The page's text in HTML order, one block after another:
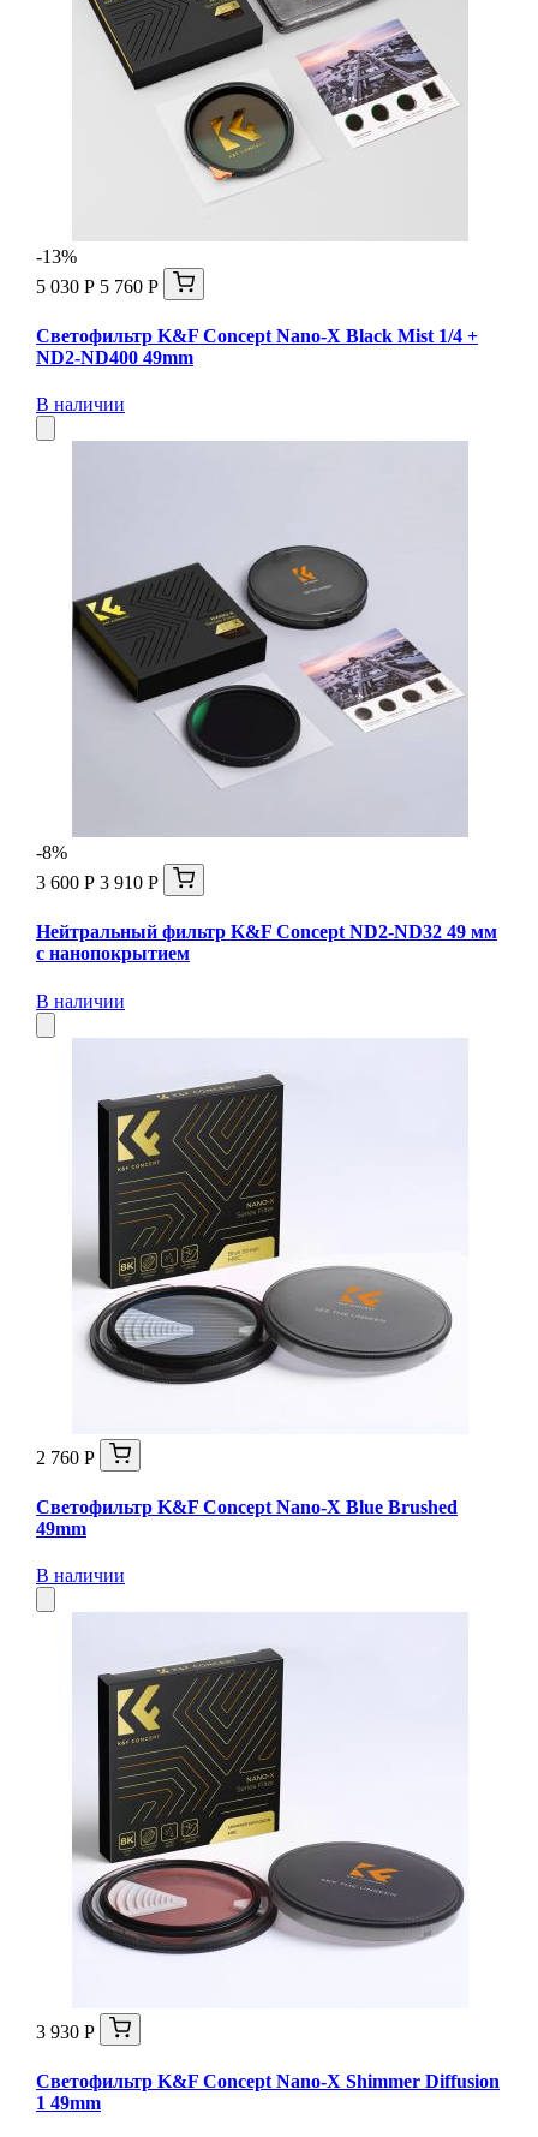
-13%
5 030 Р 5 760 Р
Светофильтр K&F Concept Nano-X Black Mist 1/4 +
ND2-ND400 49mm
В наличии
-8%
3 600 Р 3 910 Р
Нейтральный фильтр K&F Concept ND2-ND32 49 мм
с нанопокрытием
В наличии
2 760 Р
Светофильтр K&F Concept Nano-X Blue Brushed
49mm
В наличии
3 930 Р
Светофильтр K&F Concept Nano-X Shimmer Diffusion
1 49mm